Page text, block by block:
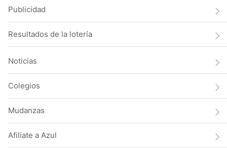
Publicidad
Resultados de la lotería
Noticias
Colegios
Mudanzas
Afiliate a Azul